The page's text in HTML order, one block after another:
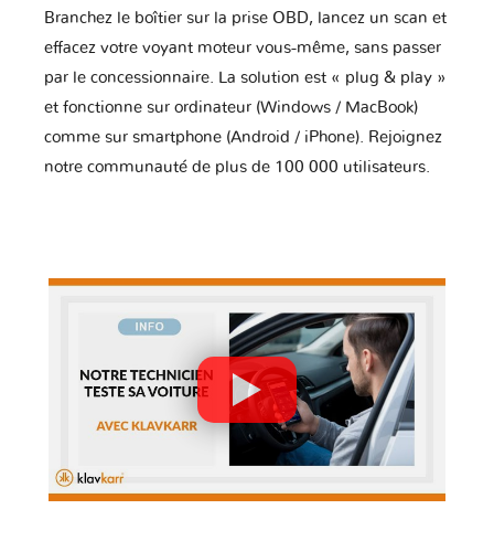
Branchez le boîtier sur la prise OBD, lancez un scan et
effacez votre voyant moteur vous-même, sans passer
par le concessionnaire. La solution est « plug & play »
et fonctionne sur ordinateur (Windows / MacBook)
comme sur smartphone (Android / iPhone). Rejoignez
notre communauté de plus de 100 000 utilisateurs.